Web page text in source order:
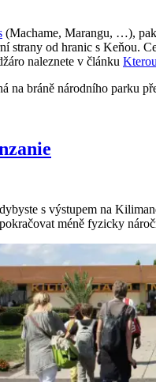
(Machame, Marangu, …),
strany od hranic s Keňou.
naleznete v článku
na bráně národního parku
s výstupem na
méně fyzicky